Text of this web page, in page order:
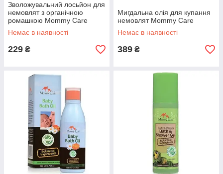
Зволожувальний лосьйон для
немовлят з органічною
ромашкою Mommy Care
Немає в наявності
229 ₴
Мигдальна олія для купання
немовлят Mommy Care
Немає в наявності
389 ₴